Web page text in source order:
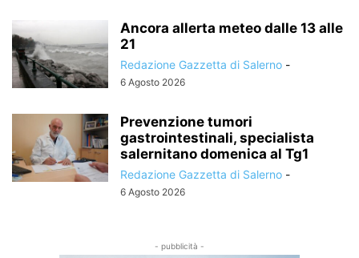
Ancora allerta meteo dalle 13 alle
21
Redazione Gazzetta di Salerno -
6 Agosto 2026
Prevenzione tumori
gastrointestinali, specialista
salernitano domenica al Tg1
Redazione Gazzetta di Salerno -
6 Agosto 2026
- pubblicità -